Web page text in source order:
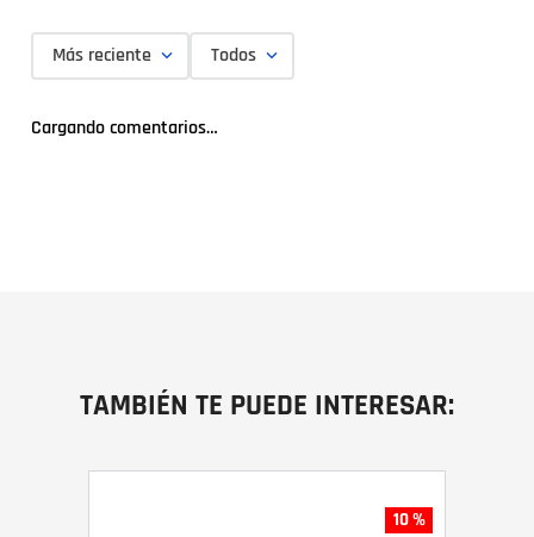
Más reciente Todos
Cargando comentarios…
TAMBIÉN TE PUEDE INTERESAR:
10 %